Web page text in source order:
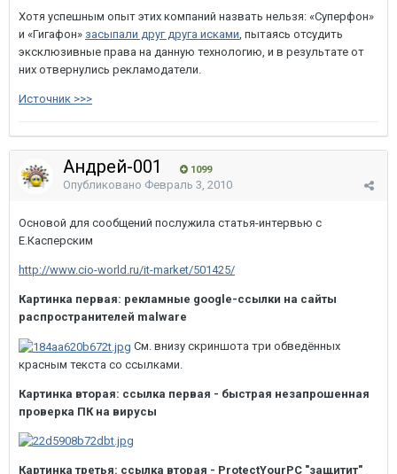
Хотя успешным опыт этих компаний назвать нельзя: «Суперфон»
и «Гигафон» засыпали друг друга исками , пытаясь отсудить
эксклюзивные права на данную технологию, и в результате от
них отвернулись рекламодатели.
Источник >>>
Андрей-001 1099
Опубликовано Февраль 3, 2010
Основой для сообщений послужила статья-интервью с
Е.Касперским
http://www.cio-world.ru/it-market/501425/
Картинка первая: рекламные google-ссылки на сайты
распространителей malware
См. внизу скриншота три обведённых
красным текста со ссылками.
Картинка вторая: ссылка первая - быстрая незапрошенная
проверка ПК на вирусы
Картинка третья: ссылка вторая - ProtectYourPC "защитит"